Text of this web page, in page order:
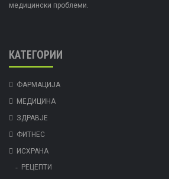
медицински проблеми.
КАТЕГОРИИ
ФАРМАЦИЈА
МЕДИЦИНА
ЗДРАВЈЕ
ФИТНЕС
ИСХРАНА
РЕЦЕПТИ